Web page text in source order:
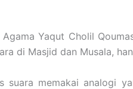
Yaqut Cholil
di Masjid dan Musala,
memakai analogi